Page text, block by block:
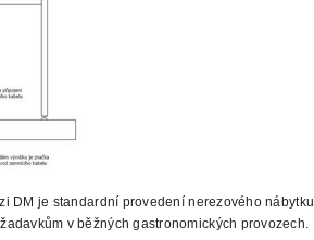
DM je standardní provedení nerezového nábytku
v běžných gastronomických provozech.